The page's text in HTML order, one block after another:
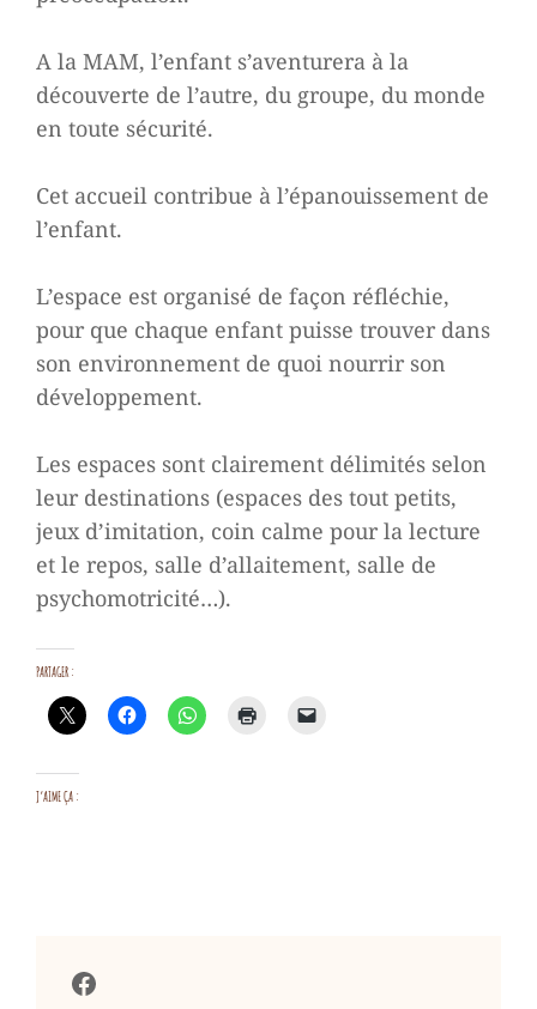
A la MAM, l’enfant s’aventurera à la
découverte de l’autre, du groupe, du monde
en toute sécurité.
Cet accueil contribue à l’épanouissement de
l’enfant.
L’espace est organisé de façon réfléchie,
pour que chaque enfant puisse trouver dans
son environnement de quoi nourrir son
développement.
Les espaces sont clairement délimités selon
leur destinations (espaces des tout petits,
jeux d’imitation, coin calme pour la lecture
et le repos, salle d’allaitement, salle de
psychomotricité…).
PARTAGER :
J’AIME ÇA :
Facebook